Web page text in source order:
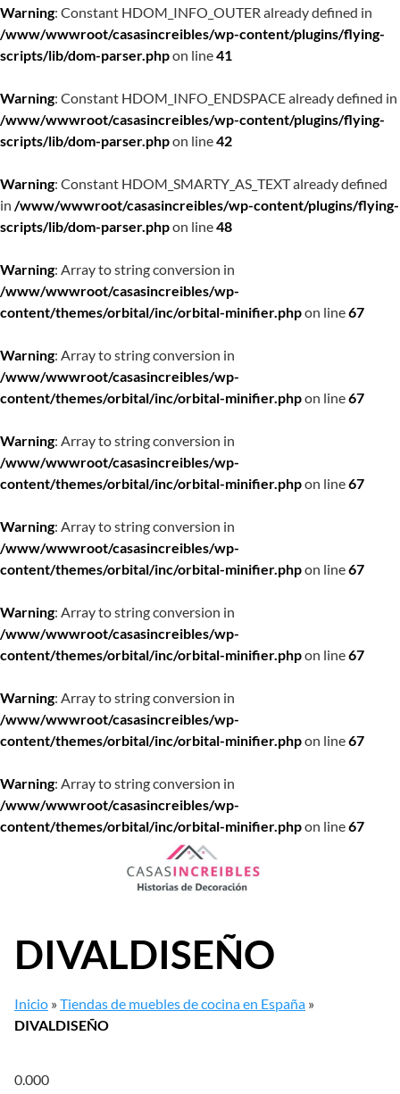
Warning: Constant HDOM_INFO_OUTER already defined in
/www/wwwroot/casasincreibles/wp-content/plugins/flying-
scripts/lib/dom-parser.phpon line41
Warning: Constant HDOM_INFO_ENDSPACE already defined in
/www/wwwroot/casasincreibles/wp-content/plugins/flying-
scripts/lib/dom-parser.phpon line42
Warning: Constant HDOM_SMARTY_AS_TEXT already defined
in /www/wwwroot/casasincreibles/wp-content/plugins/flying-
scripts/lib/dom-parser.phpon line48
Warning: Array to string conversion in
/www/wwwroot/casasincreibles/wp-
content/themes/orbital/inc/orbital-minifier.phpon line67
Warning: Array to string conversion in
/www/wwwroot/casasincreibles/wp-
content/themes/orbital/inc/orbital-minifier.phpon line67
Warning: Array to string conversion in
/www/wwwroot/casasincreibles/wp-
content/themes/orbital/inc/orbital-minifier.phpon line67
Warning: Array to string conversion in
/www/wwwroot/casasincreibles/wp-
content/themes/orbital/inc/orbital-minifier.phpon line67
Warning: Array to string conversion in
/www/wwwroot/casasincreibles/wp-
content/themes/orbital/inc/orbital-minifier.phpon line67
Warning: Array to string conversion in
/www/wwwroot/casasincreibles/wp-
content/themes/orbital/inc/orbital-minifier.phpon line67
Warning: Array to string conversion in
/www/wwwroot/casasincreibles/wp-
content/themes/orbital/inc/orbital-minifier.phpon line67
DIVALDISEÑO
Inicio »Tiendas de muebles de cocina en España »
DIVALDISEÑO
0.000